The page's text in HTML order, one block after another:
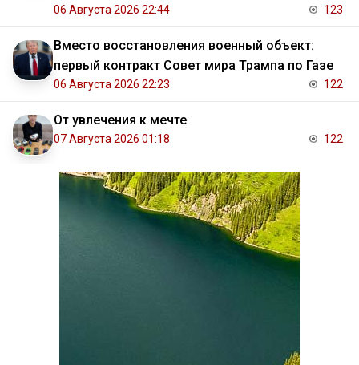
06 Августа 2026 22:44 123
Вместо восстановления военный объект:
первый контракт Совет мира Трампа по Газе
06 Августа 2026 22:23 122
От увлечения к мечте
07 Августа 2026 01:18 122